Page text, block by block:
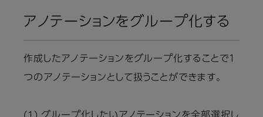
アノテーションをグループ化する
作成したアノテーションをグループ化することで１
つのアノテーションとして扱うことができます。